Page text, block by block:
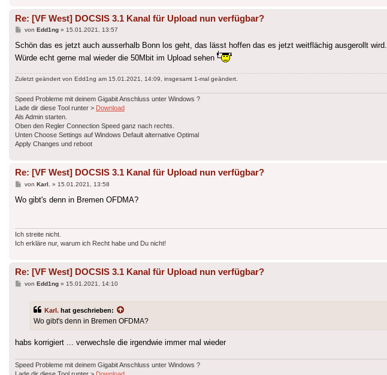
Re: [VF West] DOCSIS 3.1 Kanal für Upload nun verfügbar?
Beitrag
von Edd1ng» 15.01.2021, 13:57
Schön das es jetzt auch ausserhalb Bonn los geht, das lässt hoffen das es jetzt weitflächig ausgerollt wird.
Würde echt gerne mal wieder die 50Mbit im Upload sehen
Zuletzt geändert von Edd1ng am 15.01.2021, 14:09, insgesamt 1-mal geändert.
Speed Probleme mit deinem Gigabit Anschluss unter Windows ?
Lade dir diese Tool runter > Download
Als Admin starten.
Oben den Regler Connection Speed ganz nach rechts.
Unten Choose Settings auf Windows Default alternative Optimal
Apply Changes und reboot
Re: [VF West] DOCSIS 3.1 Kanal für Upload nun verfügbar?
Beitrag
von Karl. » 15.01.2021, 13:58
Wo gibt's denn in Bremen OFDMA?
Ich streite nicht.
Ich erkläre nur, warum ich Recht habe und Du nicht!
Re: [VF West] DOCSIS 3.1 Kanal für Upload nun verfügbar?
Beitrag
von Edd1ng» 15.01.2021, 14:10
Karl. hat geschrieben:
Wo gibt's denn in Bremen OFDMA?
habs korrigiert ... verwechsle die irgendwie immer mal wieder
Speed Probleme mit deinem Gigabit Anschluss unter Windows ?